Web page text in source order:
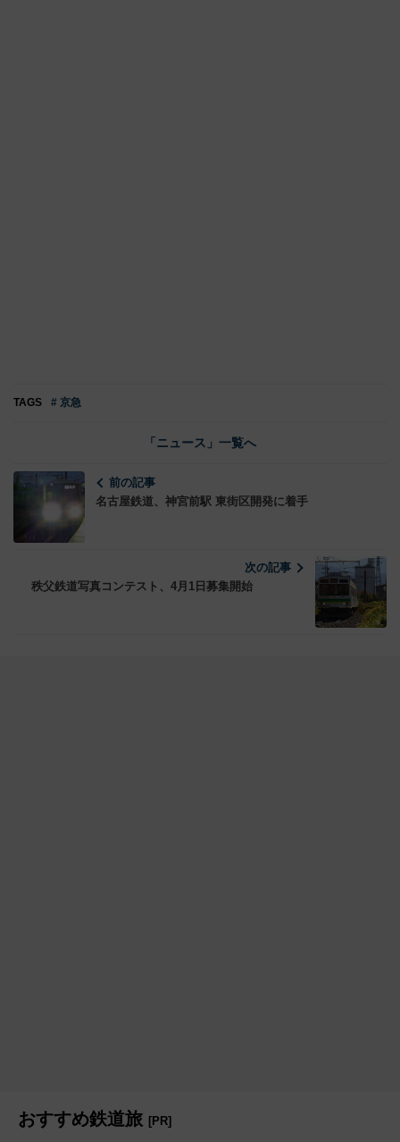
TAGS # 京急
「ニュース」一覧へ
前の記事
名古屋鉄道、神宮前駅 東街区開発に着手
次の記事
秩父鉄道写真コンテスト、4月1日募集開始
おすすめ鉄道旅 [PR]